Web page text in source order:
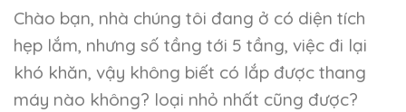
Chào bạn, nhà chúng tôi đang ở có diện tích
hẹp lắm, nhưng số tầng tới 5 tầng, việc đi lại
khó khăn, vậy không biết có lắp được thang
máy nào không? loại nhỏ nhất cũng được?